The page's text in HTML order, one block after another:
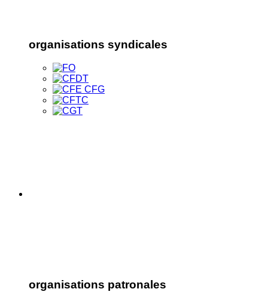
organisations syndicales
organisations patronales